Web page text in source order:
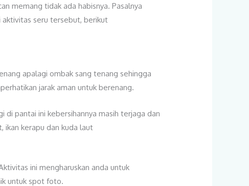
memang tidak ada habisnya. Pasalnya
aktivitas seru tersebut, berikut
apalagi ombak sang tenang sehingga
jarak aman untuk berenang.
di pantai ini kebersihannya masih terjaga dan
ikan kerapu dan kuda laut
ini mengharuskan anda untuk
untuk spot foto.